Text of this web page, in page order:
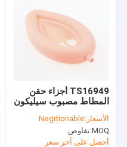
TS16949 أجزاء حقن
المطاط مصبوب سيليكون
الطبية الغبار متعدد
الوظائف
الأسعار:Negitionable
MOQ: تفاوض
أحصل على آخر سعر